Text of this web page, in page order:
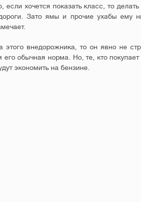
если хочется показать класс, то
Зато ямы и прочие ухабы ему
этого внедорожника, то он явно не
обычная норма. Но, те, кто
экономить на бензине.